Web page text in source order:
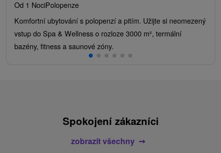
Od 1 NociPolopenze
Komfortní ubytování s polopenzí a pitím. Užijte si neomezený
vstup do Spa & Wellness o rozloze 3000 m², termální
bazény, fitness a saunové zóny.
Spokojení zákazníci
zobrazit všechny